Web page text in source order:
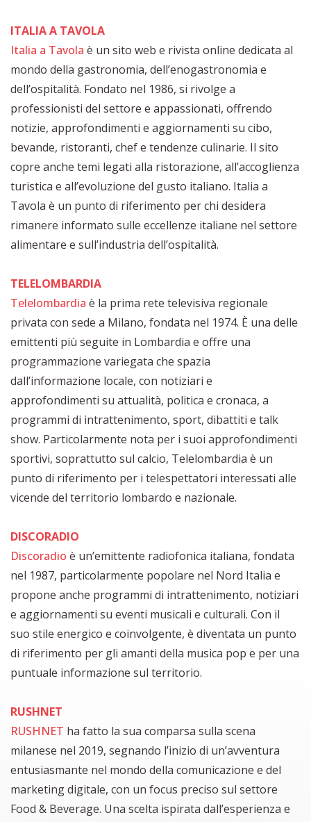
ITALIA A TAVOLA
Italia a Tavola è un sito web e rivista online dedicata al
mondo della gastronomia, dell’enogastronomia e
dell’ospitalità. Fondato nel 1986, si rivolge a
professionisti del settore e appassionati, offrendo
notizie, approfondimenti e aggiornamenti su cibo,
bevande, ristoranti, chef e tendenze culinarie. Il sito
copre anche temi legati alla ristorazione, all’accoglienza
turistica e all’evoluzione del gusto italiano. Italia a
Tavola è un punto di riferimento per chi desidera
rimanere informato sulle eccellenze italiane nel settore
alimentare e sull’industria dell’ospitalità.
TELELOMBARDIA
Telelombardia è la prima rete televisiva regionale
privata con sede a Milano, fondata nel 1974. È una delle
emittenti più seguite in Lombardia e offre una
programmazione variegata che spazia
dall’informazione locale, con notiziari e
approfondimenti su attualità, politica e cronaca, a
programmi di intrattenimento, sport, dibattiti e talk
show. Particolarmente nota per i suoi approfondimenti
sportivi, soprattutto sul calcio, Telelombardia è un
punto di riferimento per i telespettatori interessati alle
vicende del territorio lombardo e nazionale.
DISCORADIO
Discoradio è un’emittente radiofonica italiana, fondata
nel 1987, particolarmente popolare nel Nord Italia e
propone anche programmi di intrattenimento, notiziari
e aggiornamenti su eventi musicali e culturali. Con il
suo stile energico e coinvolgente, è diventata un punto
di riferimento per gli amanti della musica pop e per una
puntuale informazione sul territorio.
RUSHNET
RUSHNET ha fatto la sua comparsa sulla scena
milanese nel 2019, segnando l’inizio di un’avventura
entusiasmante nel mondo della comunicazione e del
marketing digitale, con un focus preciso sul settore
Food & Beverage. Una scelta ispirata dall’esperienza e